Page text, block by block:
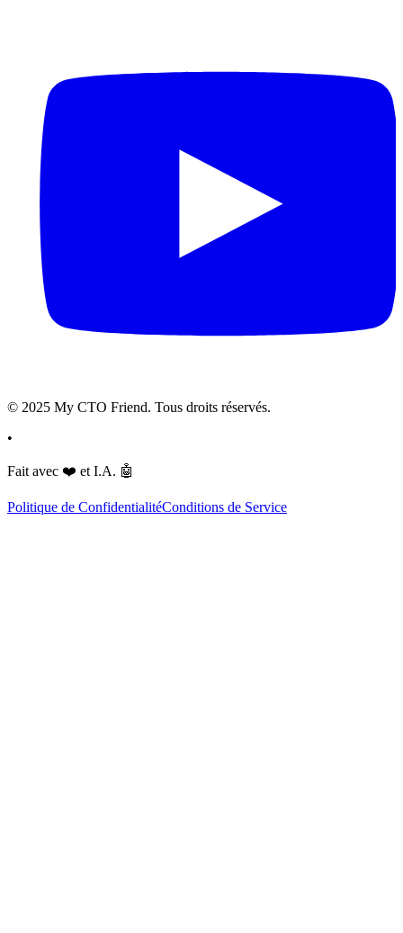
© 2025 My CTO Friend. Tous droits réservés.
•
Fait avec ❤️ et I.A. 🤖
Politique de ConfidentialitéConditions de Service